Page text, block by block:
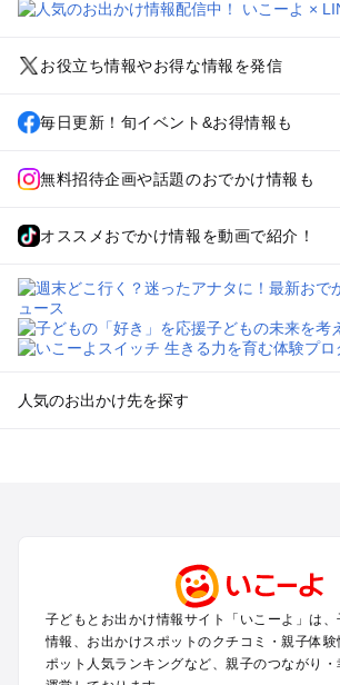
お役立ち情報やお得な情報を発信
毎日更新！旬イベント&お得情報も
無料招待企画や話題のおでかけ情報も
オススメおでかけ情報を動画で紹介！
人気のお出かけ先を探す
関西のプールおでかけ
中国･四国のプールおでかけ
九州･沖縄のプールおでかけ
子どもとお出かけ情報サイト「いこーよ」は、
情報、お出かけスポットのクチコミ・親子体験
ポット人気ランキングなど、親子のつながり・